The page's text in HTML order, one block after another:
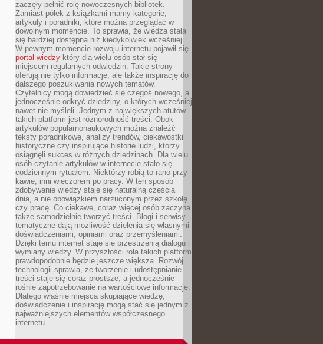
zaczęły pełnić rolę nowoczesnych bibliotek.
Zamiast półek z książkami mamy kategorie,
artykuły i poradniki, które można przeglądać w
dowolnym momencie. To sprawia, że wiedza stała
się bardziej dostępna niż kiedykolwiek wcześniej.
W pewnym momencie rozwoju internetu pojawił się
portal wiedzy który dla wielu osób stał się
miejscem regularnych odwiedzin. Takie strony
oferują nie tylko informacje, ale także inspirację do
dalszego poszukiwania nowych tematów.
Czytelnicy mogą dowiedzieć się czegoś nowego, a
jednocześnie odkryć dziedziny, o których wcześniej
nawet nie myśleli. Jednym z największych atutów
takich platform jest różnorodność treści. Obok
artykułów popularnonaukowych można znaleźć
teksty poradnikowe, analizy trendów, ciekawostki
historyczne czy inspirujące historie ludzi, którzy
osiągnęli sukces w różnych dziedzinach. Dla wielu
osób czytanie artykułów w internecie stało się
codziennym rytuałem. Niektórzy robią to rano przy
kawie, inni wieczorem po pracy. W ten sposób
zdobywanie wiedzy staje się naturalną częścią
dnia, a nie obowiązkiem narzuconym przez szkołę
czy pracę. Co ciekawe, coraz więcej osób zaczyna
także samodzielnie tworzyć treści. Blogi i serwisy
tematyczne dają możliwość dzielenia się własnymi
doświadczeniami, opiniami oraz przemyśleniami.
Dzięki temu internet staje się przestrzenią dialogu i
wymiany wiedzy. W przyszłości rola takich platform
prawdopodobnie będzie jeszcze większa. Rozwój
technologii sprawia, że tworzenie i udostępnianie
treści staje się coraz prostsze, a jednocześnie
rośnie zapotrzebowanie na wartościowe informacje.
Dlatego właśnie miejsca skupiające wiedzę,
doświadczenie i inspirację mogą stać się jednym z
najważniejszych elementów współczesnego
internetu.